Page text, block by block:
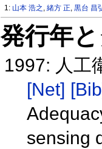
1: 山本 浩之 ,緒方 正,黒台 昌
発行年
1997: 人工
[Net]
sensing